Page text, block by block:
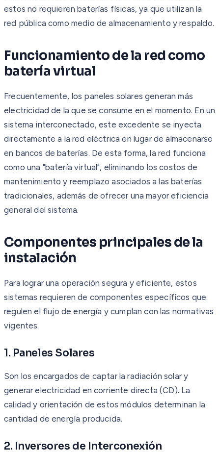
estos no requieren baterías físicas, ya que utilizan la
red pública como medio de almacenamiento y respaldo.
Funcionamiento de la red como
batería virtual
Frecuentemente, los paneles solares generan más
electricidad de la que se consume en el momento. En un
sistema interconectado, este excedente se inyecta
directamente a la red eléctrica en lugar de almacenarse
en bancos de baterías. De esta forma, la red funciona
como una "batería virtual", eliminando los costos de
mantenimiento y reemplazo asociados a las baterías
tradicionales, además de ofrecer una mayor eficiencia
general del sistema.
Componentes principales de la
instalación
Para lograr una operación segura y eficiente, estos
sistemas requieren de componentes específicos que
regulen el flujo de energía y cumplan con las normativas
vigentes.
1. Paneles Solares
Son los encargados de captar la radiación solar y
generar electricidad en corriente directa (CD). La
calidad y orientación de estos módulos determinan la
cantidad de energía producida.
2. Inversores de Interconexión